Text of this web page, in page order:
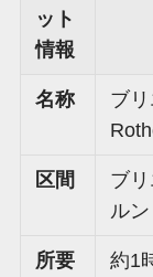
ット
情報
名称
ブ
区間
ブ
ル
所要
約1